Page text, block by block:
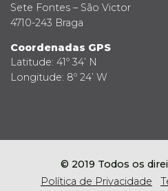
Sete Fontes – São Victor
4710-243 Braga
Coordenadas GPS
Latitude: 41º 34’ N
Longitude: 8º 24’ W
© 2019 Todos os
Política de Privacidade